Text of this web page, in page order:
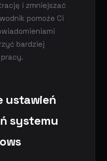
i zmniejszać
pomoże Ci
bardziej
ustawień
systemu